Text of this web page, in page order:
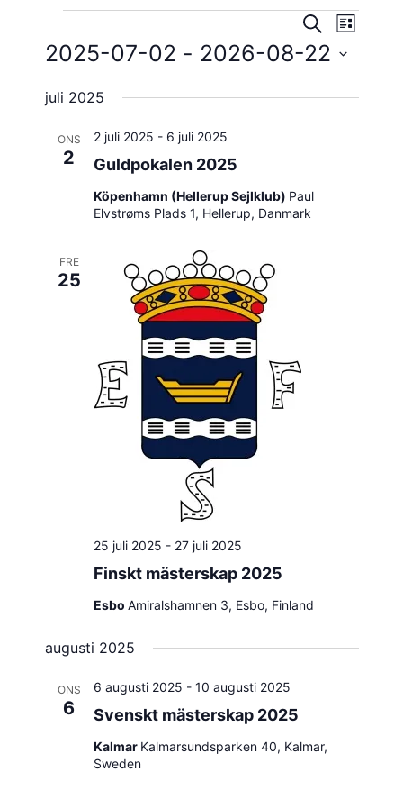
Search
and
SÖK LISTA
2025-07-02 - 2026-08-22
datum.
juli 2025
ONS
2 Guldpokalen 2025
2 juli 2025 - 6 juli 2025
Köpenhamn (Hellerup Sejlklub) Paul
Elvstrøms Plads 1, Hellerup, Danmark
FRE
25
Finskt mästerskap 2025
25 juli 2025 - 27 juli 2025
Esbo Amiralshamnen 3, Esbo, Finland
augusti 2025
ONS
6 Svenskt mästerskap 2025
6 augusti 2025 - 10 augusti 2025
Kalmar Kalmarsundsparken 40, Kalmar,
Sweden